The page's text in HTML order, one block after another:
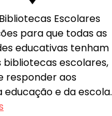
Escolares
para que todas as
educativas tenham
escolares,
responder aos
educação e da escola.